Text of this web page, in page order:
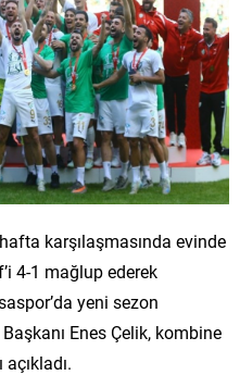
karşılaşmasında evinde
4-1 mağlup ederek
yeni sezon
Enes Çelik, kombine
açıkladı.